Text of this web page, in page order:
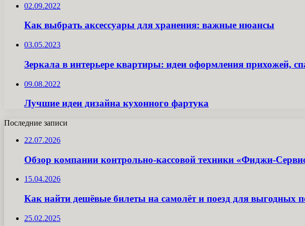
02.09.2022
Как выбрать аксессуары для хранения: важные нюансы
03.05.2023
Зеркала в интерьере квартиры: идеи оформления прихожей,
09.08.2022
Лучшие идеи дизайна кухонного фартука
Последние записи
22.07.2026
Обзор компании контрольно-кассовой техники «Фиджи-
15.04.2026
Как найти дешёвые билеты на самолёт и поезд для выгодных
25.02.2025